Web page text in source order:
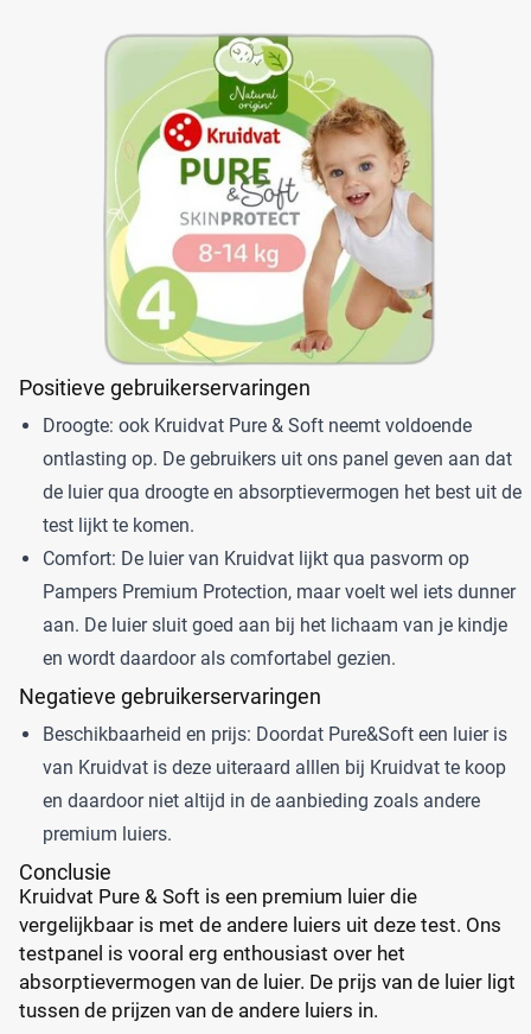
Positieve gebruikerservaringen
Droogte: ook Kruidvat Pure & Soft neemt voldoende
ontlasting op. De gebruikers uit ons panel geven aan dat
de luier qua droogte en absorptievermogen het best uit de
test lijkt te komen.
Comfort: De luier van Kruidvat lijkt qua pasvorm op
Pampers Premium Protection, maar voelt wel iets dunner
aan. De luier sluit goed aan bij het lichaam van je kindje
en wordt daardoor als comfortabel gezien.
Negatieve gebruikerservaringen
Beschikbaarheid en prijs: Doordat Pure&Soft een luier is
van Kruidvat is deze uiteraard alllen bij Kruidvat te koop
en daardoor niet altijd in de aanbieding zoals andere
premium luiers.
Conclusie
Kruidvat Pure & Soft is een premium luier die
vergelijkbaar is met de andere luiers uit deze test. Ons
testpanel is vooral erg enthousiast over het
absorptievermogen van de luier. De prijs van de luier ligt
tussen de prijzen van de andere luiers in.